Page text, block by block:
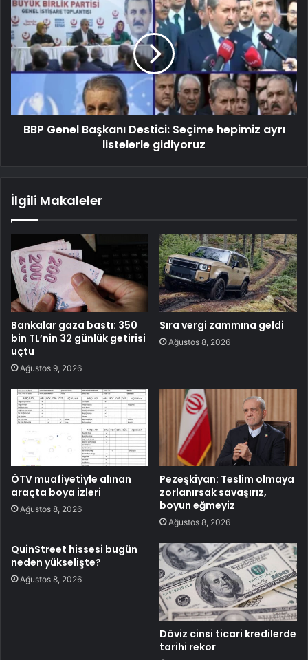
BBP Genel Başkanı Destici: Seçime hepimiz ayrı
listelerle gidiyoruz
İlgili Makaleler
Bankalar gaza bastı: 350
bin TL’nin 32 günlük getirisi
uçtu
Ağustos 9, 2026
Sıra vergi zammına geldi
Ağustos 8, 2026
ÖTV muafiyetiyle alınan
araçta boya izleri
Ağustos 8, 2026
Pezeşkiyan: Teslim olmaya
zorlanırsak savaşırız,
boyun eğmeyiz
Ağustos 8, 2026
QuinStreet hissesi bugün
neden yükselişte?
Ağustos 8, 2026
Döviz cinsi ticari kredilerde
tarihi rekor